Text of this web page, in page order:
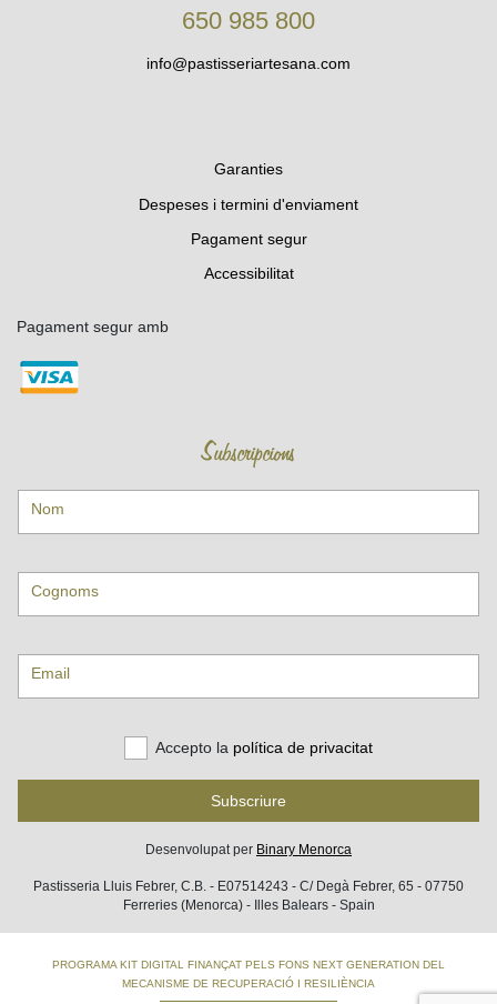
650 985 800
info@pastisseriartesana.com
Garanties
Despeses i termini d'enviament
Pagament segur
Accessibilitat
Pagament segur amb
Subscripcions
Nom
Cognoms
Email
Accepto la política de privacitat
Subscriure
Desenvolupat per Binary Menorca
Pastisseria Lluis Febrer, C.B. - E07514243 - C/ Degà Febrer, 65 - 07750
Ferreries (Menorca) - Illes Balears - Spain
PROGRAMA KIT DIGITAL FINANÇAT PELS FONS NEXT GENERATION DEL
MECANISME DE RECUPERACIÓ I RESILIÈNCIA